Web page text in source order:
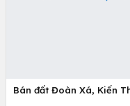
Bán đất Đoàn Xá, Kiến